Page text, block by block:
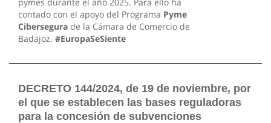
contado con el apoyo del Programa Pyme
Cibersegura de la Cámara de Comercio de
Badajoz. #EuropaSeSiente
DECRETO 144/2024, de 19 de noviembre, por
el que se establecen las bases reguladoras
para la concesión de subvenciones